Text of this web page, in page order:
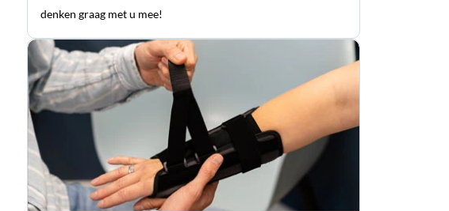
denken graag met u mee!